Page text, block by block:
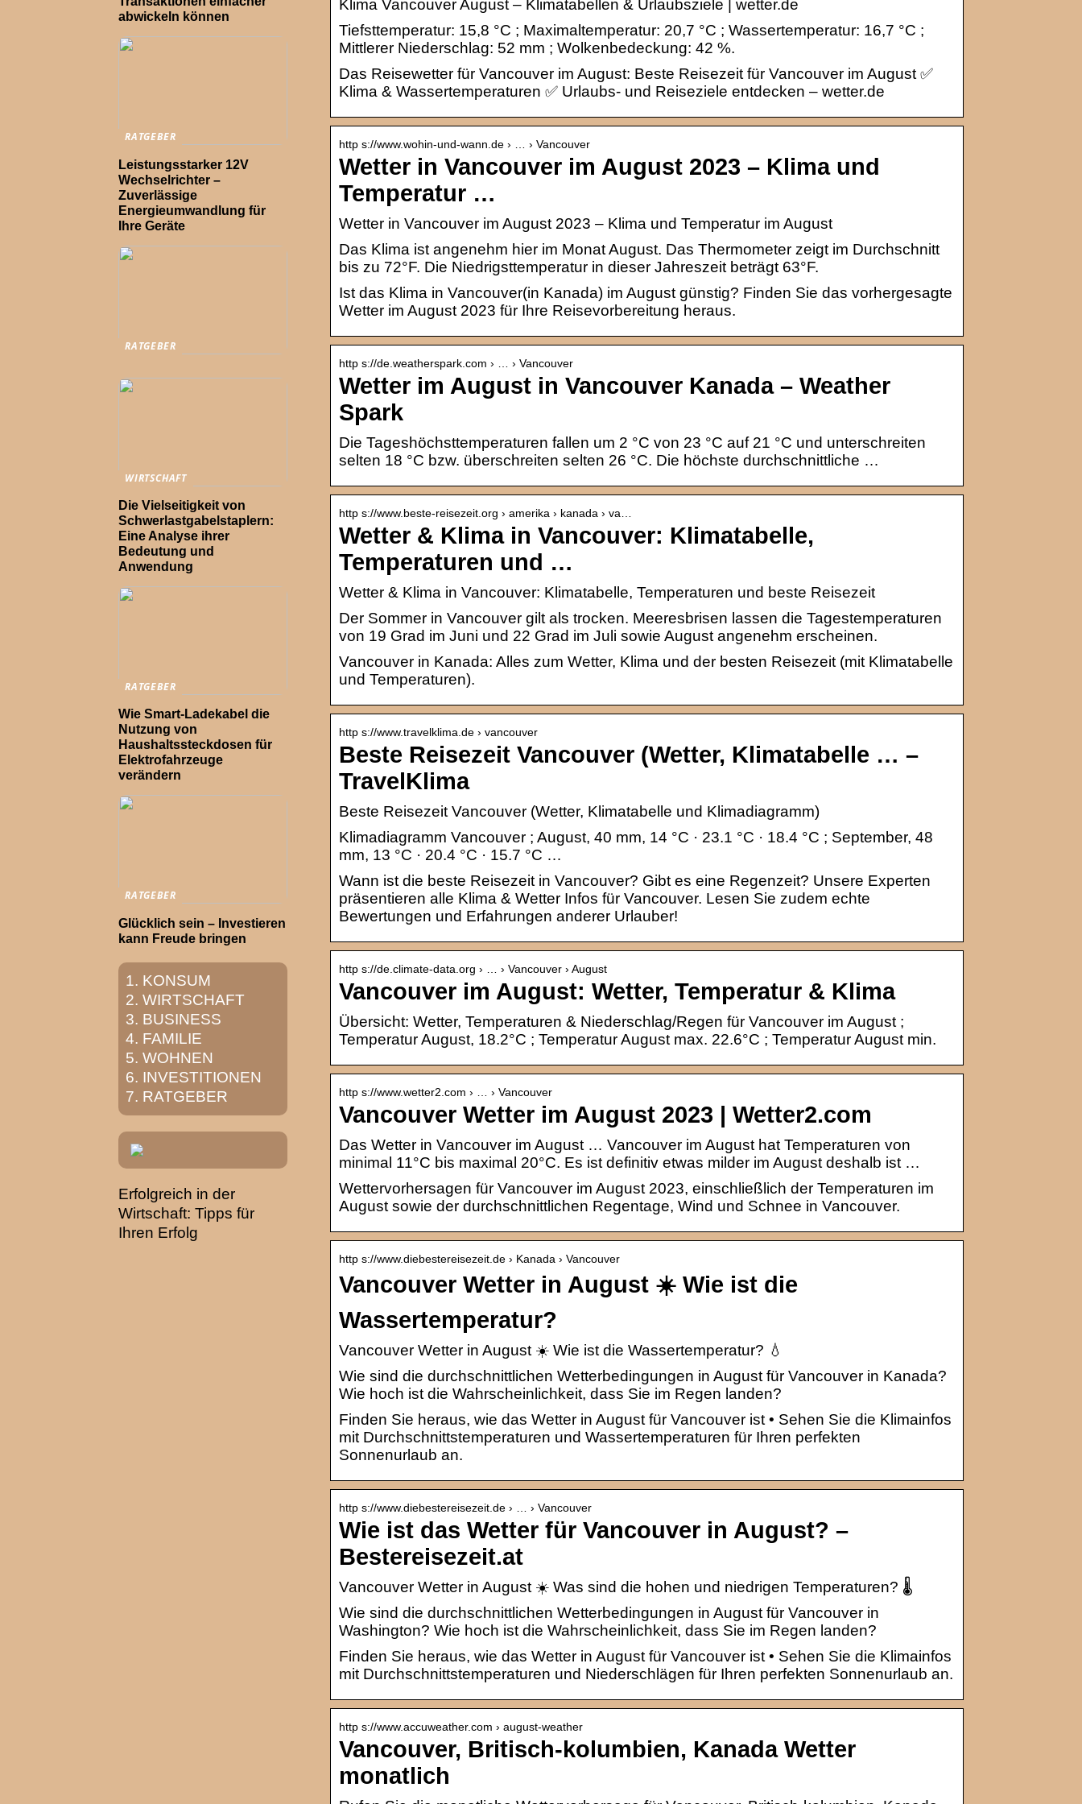
Klima Vancouver August – Klimatabellen & Urlaubsziele | wetter.de
Tiefsttemperatur: 15,8 °C ; Maximaltemperatur: 20,7 °C ; Wassertemperatur: 16,7 °C ;
Mittlerer Niederschlag: 52 mm ; Wolkenbedeckung: 42 %.
Das Reisewetter für Vancouver im August: Beste Reisezeit für Vancouver im August ✅
Klima & Wassertemperaturen ✅ Urlaubs- und Reiseziele entdecken – wetter.de
http s://www.wohin-und-wann.de › … › Vancouver
Wetter in Vancouver im August 2023 – Klima und
Temperatur …
Wetter in Vancouver im August 2023 – Klima und Temperatur im August
Das Klima ist angenehm hier im Monat August. Das Thermometer zeigt im Durchschnitt
bis zu 72°F. Die Niedrigsttemperatur in dieser Jahreszeit beträgt 63°F.
Ist das Klima in Vancouver(in Kanada) im August günstig? Finden Sie das vorhergesagte
Wetter im August 2023 für Ihre Reisevorbereitung heraus.
http s://de.weatherspark.com › … › Vancouver
Wetter im August in Vancouver Kanada – Weather
Spark
Die Tageshöchsttemperaturen fallen um 2 °C von 23 °C auf 21 °C und unterschreiten
selten 18 °C bzw. überschreiten selten 26 °C. Die höchste durchschnittliche …
http s://www.beste-reisezeit.org › amerika › kanada › va…
Wetter & Klima in Vancouver: Klimatabelle,
Temperaturen und …
Wetter & Klima in Vancouver: Klimatabelle, Temperaturen und beste Reisezeit
Der Sommer in Vancouver gilt als trocken. Meeresbrisen lassen die Tagestemperaturen
von 19 Grad im Juni und 22 Grad im Juli sowie August angenehm erscheinen.
Vancouver in Kanada: Alles zum Wetter, Klima und der besten Reisezeit (mit Klimatabelle
und Temperaturen).
http s://www.travelklima.de › vancouver
Beste Reisezeit Vancouver (Wetter, Klimatabelle … –
TravelKlima
Beste Reisezeit Vancouver (Wetter, Klimatabelle und Klimadiagramm)
Klimadiagramm Vancouver ; August, 40 mm, 14 °C · 23.1 °C · 18.4 °C ; September, 48
mm, 13 °C · 20.4 °C · 15.7 °C …
Wann ist die beste Reisezeit in Vancouver? Gibt es eine Regenzeit? Unsere Experten
präsentieren alle Klima & Wetter Infos für Vancouver. Lesen Sie zudem echte
Bewertungen und Erfahrungen anderer Urlauber!
http s://de.climate-data.org › … › Vancouver › August
Vancouver im August: Wetter, Temperatur & Klima
Übersicht: Wetter, Temperaturen & Niederschlag/Regen für Vancouver im August ;
Temperatur August, 18.2°C ; Temperatur August max. 22.6°C ; Temperatur August min.
http s://www.wetter2.com › … › Vancouver
Vancouver Wetter im August 2023 | Wetter2.com
Das Wetter in Vancouver im August … Vancouver im August hat Temperaturen von
minimal 11°C bis maximal 20°C. Es ist definitiv etwas milder im August deshalb ist …
Wettervorhersagen für Vancouver im August 2023, einschließlich der Temperaturen im
August sowie der durchschnittlichen Regentage, Wind und Schnee in Vancouver.
http s://www.diebestereisezeit.de › Kanada › Vancouver
Vancouver Wetter in August ☀️ Wie ist die
Wassertemperatur?
Vancouver Wetter in August ☀️ Wie ist die Wassertemperatur? 💧
Wie sind die durchschnittlichen Wetterbedingungen in August für Vancouver in Kanada?
Wie hoch ist die Wahrscheinlichkeit, dass Sie im Regen landen?
Finden Sie heraus, wie das Wetter in August für Vancouver ist • Sehen Sie die Klimainfos
mit Durchschnittstemperaturen und Wassertemperaturen für Ihren perfekten
Sonnenurlaub an.
http s://www.diebestereisezeit.de › … › Vancouver
Wie ist das Wetter für Vancouver in August? –
Bestereisezeit.at
Vancouver Wetter in August ☀️ Was sind die hohen und niedrigen Temperaturen? 🌡️
Wie sind die durchschnittlichen Wetterbedingungen in August für Vancouver in
Washington? Wie hoch ist die Wahrscheinlichkeit, dass Sie im Regen landen?
Finden Sie heraus, wie das Wetter in August für Vancouver ist • Sehen Sie die Klimainfos
mit Durchschnittstemperaturen und Niederschlägen für Ihren perfekten Sonnenurlaub an.
http s://www.accuweather.com › august-weather
Vancouver, Britisch-kolumbien, Kanada Wetter
monatlich
abwickeln können
RATGEBER
Leistungsstarker 12V
Wechselrichter –
Zuverlässige
Energieumwandlung für
Ihre Geräte
RATGEBER
WIRTSCHAFT
Die Vielseitigkeit von
Schwerlastgabelstaplern:
Eine Analyse ihrer
Bedeutung und
Anwendung
RATGEBER
Wie Smart-Ladekabel die
Nutzung von
Haushaltssteckdosen für
Elektrofahrzeuge
verändern
RATGEBER
Glücklich sein – Investieren
kann Freude bringen
KONSUM
WIRTSCHAFT
BUSINESS
FAMILIE
WOHNEN
INVESTITIONEN
RATGEBER
Erfolgreich in der
Wirtschaft: Tipps für
Ihren Erfolg